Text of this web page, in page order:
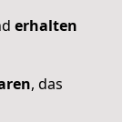
erhalten
, das